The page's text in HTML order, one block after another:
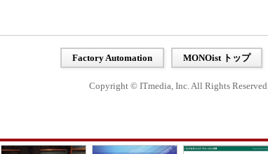
Factory Automation MONOist トップ
Copyright © ITmedia, Inc. All Rights Reserved.